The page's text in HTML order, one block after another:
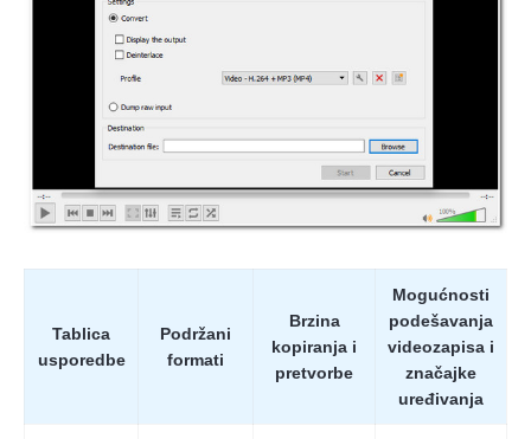
Tablica
usporedbe
Podržani
formati
Brzina
kopiranja i
pretvorbe
Mogućnosti
podešavanja
videozapisa i
značajke
uređivanja